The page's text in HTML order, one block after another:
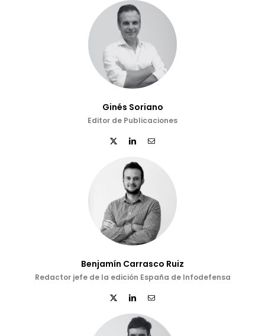
Ginés Soriano
Editor de Publicaciones
Benjamín Carrasco Ruiz
Redactor jefe de la edición España de Infodefensa